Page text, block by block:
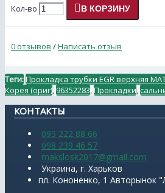
Кол-во В КОРЗИНУ
0 отзывов /Написать отзыв
Теги:Прокладка трубки EGR верхняя
Корея (ориг) 96352283 Прокладки
КОНТАКТЫ
095 222 88 66
098 239 46 57
makslosk2017@gmail.com
Украина, г. Харьков
пл. Кононенко, 1 Авторынок